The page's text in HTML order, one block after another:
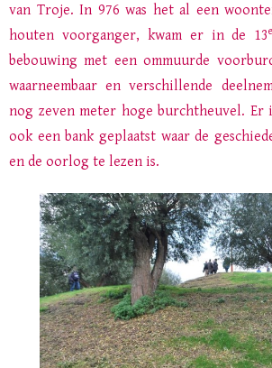
van Troje. In 976 was het al een
houten voorganger, kwam er in de 13e
bebouwing met een ommuurde
waarneembaar en verschillende
nog zeven meter hoge burchtheuvel.
ook een bank geplaatst waar de
en de oorlog te lezen is.